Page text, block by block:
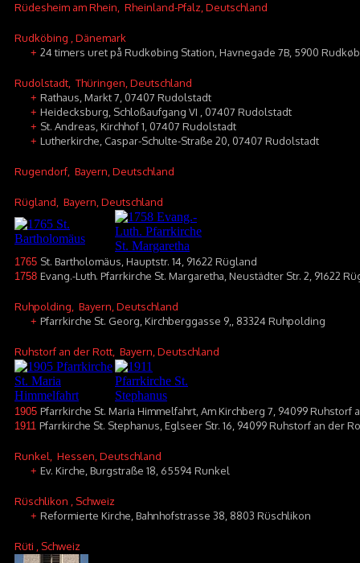
Rüdesheim am Rhein , Rheinland-Pfalz, Deutschland
Rudköbing , Dänemark
+ 24 timers uret på Rudkøbing Station, Havnegade 7B, 5900
Rudolstadt , Thüringen, Deutschland
+ Rathaus, Markt 7, 07407 Rudolstadt
+ Heidecksburg, Schloßaufgang VI , 07407 Rudolstadt
+ St. Andreas, Kirchhof 1, 07407 Rudolstadt
+ Lutherkirche, Caspar-Schulte-Straße 20, 07407 Rudolstadt
Rugendorf , Bayern, Deutschland
Rügland , Bayern, Deutschland
1765 St. Bartholomäus, Hauptstr. 14, 91622 Rügland
1758 Evang.-Luth. Pfarrkirche St. Margaretha, Neustädter Str. 2, 91622
Ruhpolding , Bayern, Deutschland
+ Pfarrkirche St. Georg, Kirchberggasse 9,, 83324 Ruhpolding
Ruhstorf an der Rott , Bayern, Deutschland
1905 Pfarrkirche St. Maria Himmelfahrt, Am Kirchberg 7, 94099 Ruhstorf
1911 Pfarrkirche St. Stephanus, Eglseer Str. 16, 94099 Ruhstorf an der
Runkel , Hessen, Deutschland
+ Ev. Kirche, Burgstraße 18, 65594 Runkel
Rüschlikon , Schweiz
+ Reformierte Kirche, Bahnhofstrasse 38, 8803 Rüschlikon
Rüti , Schweiz